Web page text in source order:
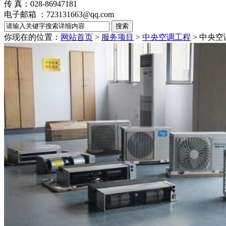
传 真：028-86947181
电子邮箱 ：723131663@qq.com
你现在的位置： 网站首页 > 服务项目 > 中央空调工程 > 中央空